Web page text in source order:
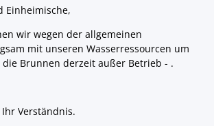
Einheimische,
wir wegen der allgemeinen
mit unseren Wasserressourcen um
Brunnen derzeit außer Betrieb - .
Verständnis.